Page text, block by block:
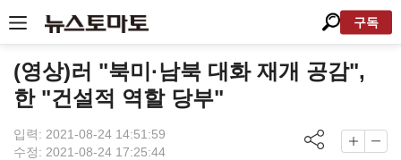
구독
(영상)러 "북미·남북 대화 재개 공감",
한 "건설적 역할 당부"
입력: 2021-08-24 14:51:59
수정: 2021-08-24 17:25:44